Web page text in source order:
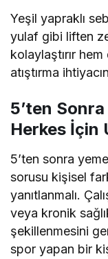
Yeşil yapraklı
yulaf gibi liften
kolaylaştırır
atıştırma
5’ten
Herkes İçin
5’ten sonra
sorusu kişisel
yanıtlanmalı.
veya kronik
şekillenmesini
spor yapan bir